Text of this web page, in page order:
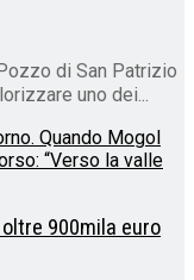
di San Patrizio
uno dei...
900mila euro